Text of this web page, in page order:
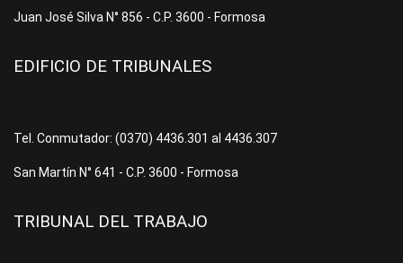
Juan José Silva N° 856 - C.P. 3600 - Formosa
EDIFICIO DE TRIBUNALES
Tel. Conmutador: (0370) 4436.301 al 4436.307
San Martín N° 641 - C.P. 3600 - Formosa
TRIBUNAL DEL TRABAJO